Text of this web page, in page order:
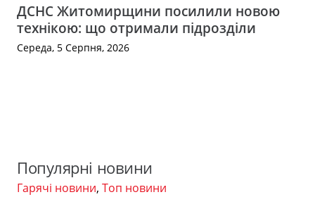
ДСНС Житомирщини посилили новою
технікою: що отримали підрозділи
Середа, 5 Серпня, 2026
Популярні новини
Гарячі новини, Топ новини